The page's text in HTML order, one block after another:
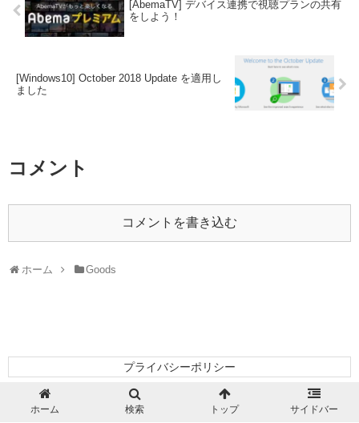
[AbemaTV] デバイス連携で視聴プランの共有
をしよう！
[Windows10] October 2018 Update を適用し
ました
コメント
コメントを書き込む
ホーム Goods
プライバシーポリシー
© 2018 日常ドリップ.
ホーム 検索 トップ サイドバー